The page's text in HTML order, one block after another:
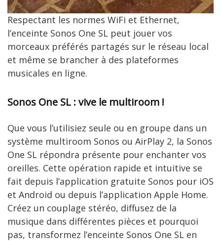
Respectant les normes WiFi et Ethernet,
l’enceinte Sonos One SL peut jouer vos
morceaux préférés partagés sur le réseau local
et même se brancher à des plateformes
musicales en ligne.
Sonos One SL : vive le multiroom !
Que vous l’utilisiez seule ou en groupe dans un
système multiroom Sonos ou AirPlay 2, la Sonos
One SL répondra présente pour enchanter vos
oreilles. Cette opération rapide et intuitive se
fait depuis l’application gratuite Sonos pour iOS
et Android ou depuis l’application Apple Home.
Créez un couplage stéréo, diffusez de la
musique dans différentes pièces et pourquoi
pas, transformez l’enceinte Sonos One SL en